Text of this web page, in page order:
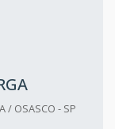
/ OSASCO - SP